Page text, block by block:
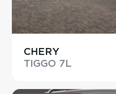
CHERY
TIGGO 7L